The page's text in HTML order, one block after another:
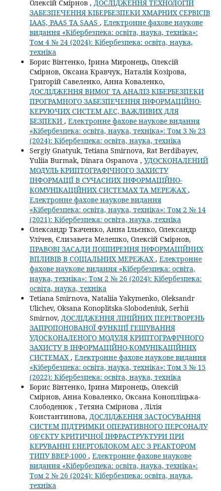
Олексій Смірнов , ДОСЛІДЖЕННЯ ТЕХНОЛОГІЙ
ЗАБЕЗПЕЧЕННЯ КІБЕРБЕЗПЕКИ ХМАРНИХ СЕРВІСІВ
IAAS, PAAS ТА SAAS , Електронне фахове наукове
видання «Кібербезпека: освіта, наука, техніка»:
Том 4 № 24 (2024): Кібербезпека: освіта, наука,
техніка
Борис Вінтенко, Ірина Миронець, Олексій
Смірнов, Оксана Кравчук, Наталія Козірова,
Григорій Савеленко, Анна Коваленко,
ДОСЛІДЖЕННЯ ВИМОГ ТА АНАЛІЗ КІБЕРБЕЗПЕКИ
ПРОГРАМНОГО ЗАБЕЗПЕЧЕННЯ ІНФОРМАЦІЙНО-
КЕРУЮЧИХ СИСТЕМ АЕС, ВАЖЛИВИХ ДЛЯ
БЕЗПЕКИ , Електронне фахове наукове видання
«Кібербезпека: освіта, наука, техніка»: Том 3 № 23
(2024): Кібербезпека: освіта, наука, техніка
Sergiy Gnatyuk, Tetiana Smirnova, Rat Berdibayev,
Yuliia Burmak, Dinara Ospanova , УДОСКОНАЛЕНИЙ
МОДУЛЬ КРИПТОГРАФІЧНОГО ЗАХИСТУ
ІНФОРМАЦІЇ В СУЧАСНИХ ІНФОРМАЦІЙНО-
КОМУНІКАЦІЙНИХ СИСТЕМАХ ТА МЕРЕЖАХ,
Електронне фахове наукове видання
«Кібербезпека: освіта, наука, техніка»: Том 2 № 14
(2021): Кібербезпека: освіта, наука, техніка
Олександр Ткаченко, Анна Ільєнко, Олександр
Улічев, Єлизавета Мелешко, Олексій Смірнов,
ПРАВОВІ ЗАСАДИ ПОШИРЕННЯ ІНФОРМАЦІЙНИХ
ВПЛИВІВ В СОЦІАЛЬНИХ МЕРЕЖАХ, Електронне
фахове наукове видання «Кібербезпека: освіта,
наука, техніка»: Том 2 № 26 (2024): Кібербезпека:
освіта, наука, техніка
Tetiana Smirnova, Nataliia Yakymenko, Oleksandr
Ulichev, Oksana Konoplitska-Slobodeniuk, Serhii
Smirnov, ДОСЛІДЖЕННЯ ЛІНІЙНИХ ПЕРЕТВОРЕНЬ
ЗАПРОПОНОВАНОЇ ФУНКЦІЇ ГЕШУВАННЯ
УДОСКОНАЛЕНОГО МОДУЛЯ КРИПТОГРАФІЧНОГО
ЗАХИСТУ В ІНФОРМАЦІЙНО-КОМУНІКАЦІЙНИХ
СИСТЕМАХ, Електронне фахове наукове видання
«Кібербезпека: освіта, наука, техніка»: Том 3 № 15
(2022): Кібербезпека: освіта, наука, техніка
Борис Вінтенко, Ірина Миронець, Олексій
Смірнов, Анна Коваленко, Оксана Конопліцька-
Слободенюк , Тетяна Смірнова , Лілія
Константинова, ДОСЛІДЖЕННЯ ЗАСТОСУВАННЯ
СИСТЕМ ПІДТРИМКИ ОПЕРАТИВНОГО ПЕРСОНАЛУ
ОБ’ЄКТУ КРИТИЧНОЇ ІНФРАСТРУКТУРИ ПРИ
КЕРУВАННІ ЕНЕРГОБЛОКОМ АЕС З РЕАКТОРОМ
ТИПУ ВВЕР-1000 , Електронне фахове наукове
видання «Кібербезпека: освіта, наука, техніка»:
Том 2 № 26 (2024): Кібербезпека: освіта, наука,
техніка